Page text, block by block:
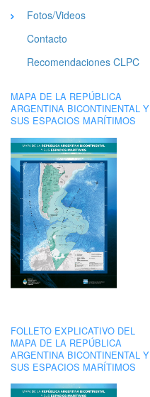
Fotos/Videos
Contacto
Recomendaciones CLPC
MAPA DE LA REPÚBLICA
ARGENTINA BICONTINENTAL Y
SUS ESPACIOS MARÍTIMOS
FOLLETO EXPLICATIVO DEL
MAPA DE LA REPÚBLICA
ARGENTINA BICONTINENTAL Y
SUS ESPACIOS MARÍTIMOS